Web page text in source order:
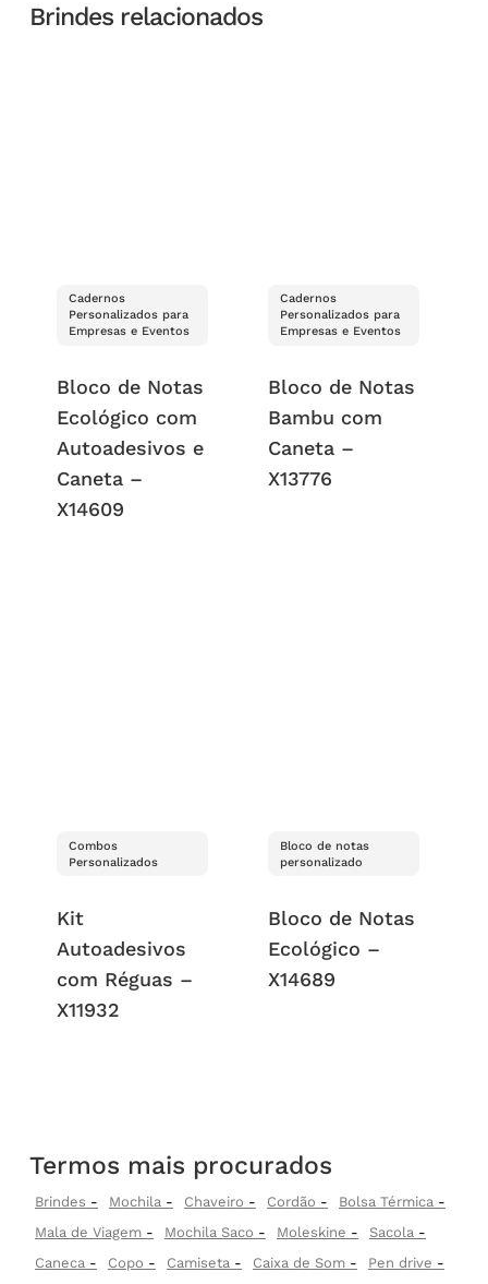
Brindes relacionados
Cadernos
Personalizados para
Empresas e Eventos
Bloco de Notas
Ecológico com
Autoadesivos e
Caneta –
X14609
Cadernos
Personalizados para
Empresas e Eventos
Bloco de Notas
Bambu com
Caneta –
X13776
Combos
Personalizados
Kit
Autoadesivos
com Réguas –
X11932
Bloco de notas
personalizado
Bloco de Notas
Ecológico –
X14689
Termos mais procurados
Brindes Mochila Chaveiro Cordão
Bolsa Térmica
Mala de Viagem
Mochila Saco Moleskine
Sacola
Caneca
Copo Camiseta Caixa de Som
Pen drive